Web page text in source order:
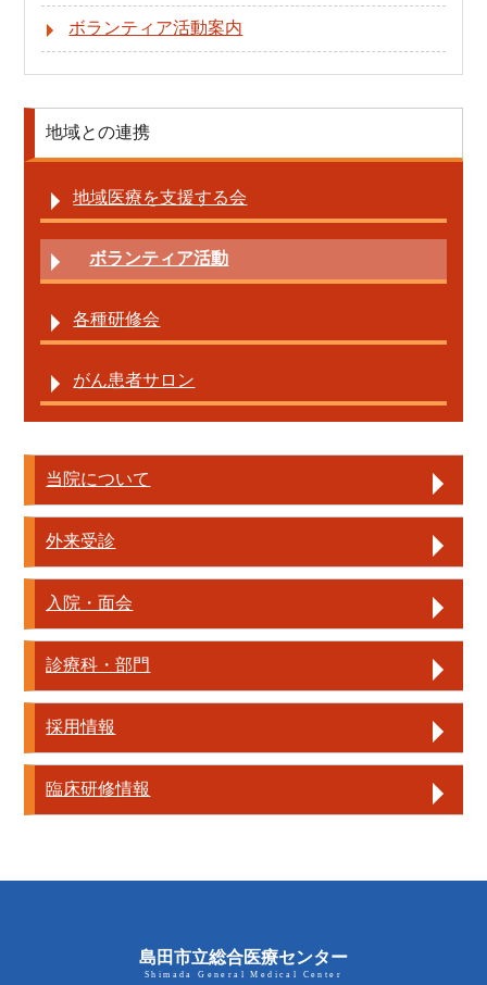
ボランティア活動案内
地域との連携
地域医療を支援する会
ボランティア活動
各種研修会
がん患者サロン
当院について
外来受診
入院・面会
診療科・部門
採用情報
臨床研修情報
島田市立総合医療センター
Shimada General Medical Center